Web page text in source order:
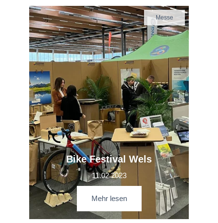
Messe
Bike Festival Wels
11.02.2023
Mehr lesen